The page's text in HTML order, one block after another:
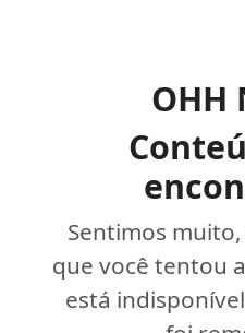
OHH
Sentimos
que você tentou
está